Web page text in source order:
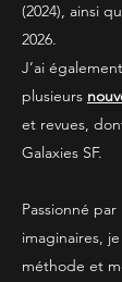
(2024), ainsi
2026.
J’ai
plusieurs
et revues,
Galaxies SF.
Passionné
imaginaires,
méthode et